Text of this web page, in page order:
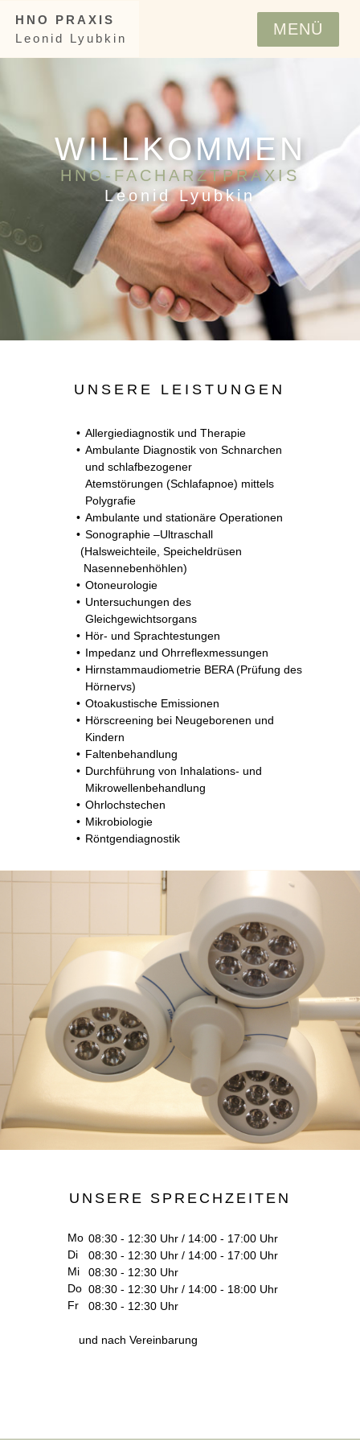
HNO PRAXIS
MENÜ
Leonid Lyubkin
WILLKOMMEN
HNO-FACHARZTPRAXIS
Leonid Lyubkin
UNSERE LEISTUNGEN
Allergiediagnostik und Therapie
Ambulante Diagnostik von Schnarchen
und schlafbezogener
Atemstörungen (Schlafapnoe) mittels
Polygrafie
Ambulante und stationäre Operationen
Sonographie –Ultraschall
(Halsweichteile, Speicheldrüsen
Nasennebenhöhlen)
Otoneurologie
Untersuchungen des
Gleichgewichtsorgans
Hör- und Sprachtestungen
Impedanz und Ohrreflexmessungen
Hirnstammaudiometrie BERA (Prüfung des
Hörnervs)
Otoakustische Emissionen
Hörscreening bei Neugeborenen und
Kindern
Faltenbehandlung
Durchführung von Inhalations- und
Mikrowellenbehandlung
Ohrlochstechen
Mikrobiologie
Röntgendiagnostik
UNSERE SPRECHZEITEN
08:30 - 12:30 Uhr / 14:00 - 17:00 Uhr
08:30 - 12:30 Uhr / 14:00 - 17:00 Uhr
08:30 - 12:30 Uhr
08:30 - 12:30 Uhr / 14:00 - 18:00 Uhr
08:30 - 12:30 Uhr
und nach Vereinbarung
Mo
Di
Mi
Do
Fr